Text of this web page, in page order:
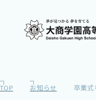
TOP お知らせ 卒業式